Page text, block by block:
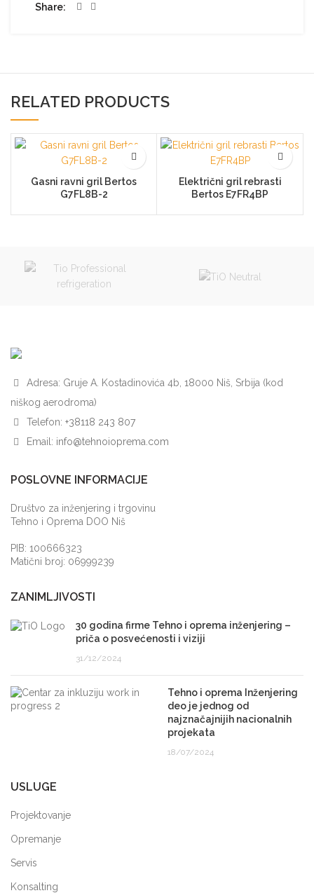
Share
RELATED PRODUCTS
Gasni ravni gril Bertos
G7FL8B-2
Električni gril rebrasti
Bertos E7FR4BP
Adresa: Gruje A. Kostadinovića 4b, 18000 Niš, Srbija (kod
niškog aerodroma)
Telefon: +38118 243 807
Email: info@tehnoioprema.com
POSLOVNE INFORMACIJE
Društvo za inženjering i trgovinu
Tehno i Oprema DOO Niš
PIB: 100666323
Matični broj: 06999239
ZANIMLJIVOSTI
30 godina firme Tehno i oprema inženjering –
priča o posvećenosti i viziji
31/12/2024
Tehno i oprema Inženjering
deo je jednog od
najznačajnijih nacionalnih
projekata
18/07/2024
USLUGE
Projektovanje
Opremanje
Servis
Konsalting